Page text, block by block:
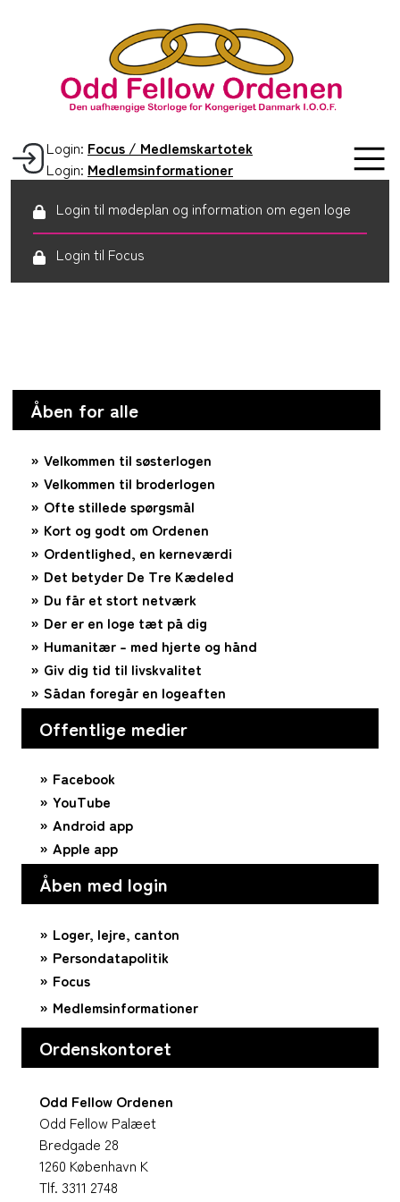
Login: Focus / Medlemskartotek
Login: Medlemsinformationer
Login til mødeplan og information om egen loge
Login til Focus
Åben for alle
Velkommen til søsterlogen
Velkommen til broderlogen
Ofte stillede spørgsmål
Kort og godt om Ordenen
Ordentlighed, en kerneværdi
Det betyder De Tre Kædeled
Du får et stort netværk
Der er en loge tæt på dig
Humanitær – med hjerte og hånd
Giv dig tid til livskvalitet
Sådan foregår en logeaften
Offentlige medier
Facebook
YouTube
Android app
Apple app
Åben med login
Loger, lejre, canton
Persondatapolitik
Focus
Medlemsinformationer
Ordenskontoret
Odd Fellow Ordenen
Odd Fellow Palæet
Bredgade 28
1260 København K
Tlf. 3311 2748